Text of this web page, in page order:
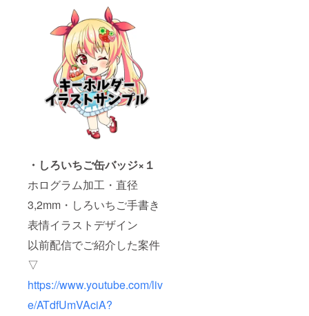
・しろいちご缶バッジ×１
ホログラム加工・直径
3,2mm・しろいちご手書き
表情イラストデザイン
以前配信でご紹介した案件
▽
https://www.youtube.com/liv
e/ATdfUmVAciA?